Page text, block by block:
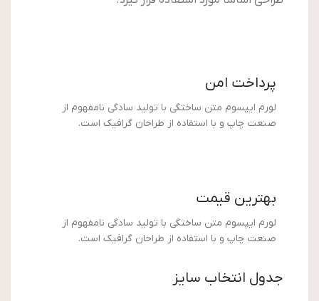
پرداخت امن
لورم ایپسوم متن ساختگی با تولید سادگی نامفهوم از
صنعت چاپ و با استفاده از طراحان گرافیک است.
بهترین قیمت
لورم ایپسوم متن ساختگی با تولید سادگی نامفهوم از
صنعت چاپ و با استفاده از طراحان گرافیک است.
جدول انتخاب سایز